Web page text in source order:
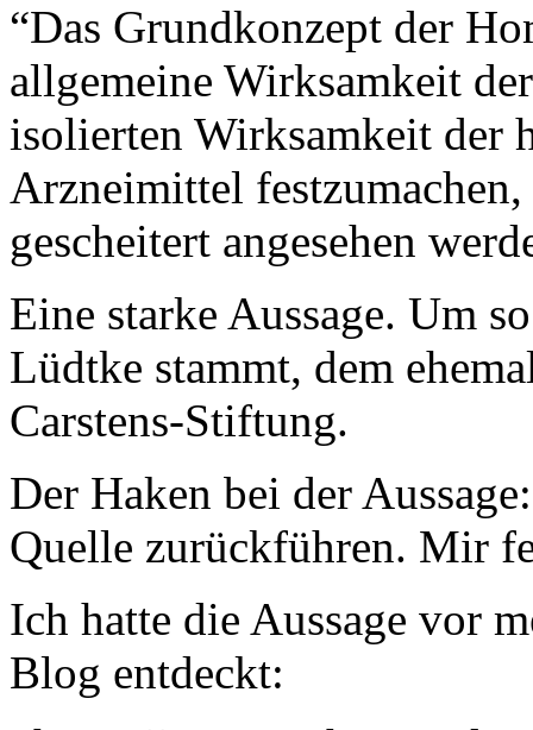
“Das Grundkonzept der
allgemeine Wirksamkeit
isolierten Wirksamkeit der
Arzneimittel festzumachen,
gescheitert angesehen
Eine starke Aussage. Um
Lüdtke stammt, dem
Carstens-Stiftung.
Der Haken bei der
Quelle zurückführen. Mir
Ich hatte die Aussage vor
Blog entdeckt: